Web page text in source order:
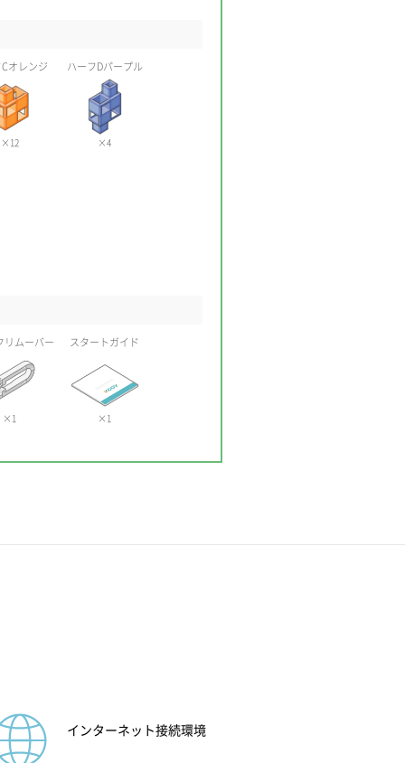
Cオレンジ
×12
ハーフDパープル
×4
リムーバー
×1
スタートガイド
×1
インターネット接続環境